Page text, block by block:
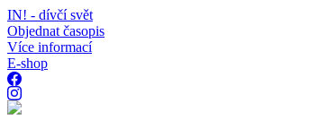
IN! - dívčí svět
Objednat časopis
Více informací
E-shop